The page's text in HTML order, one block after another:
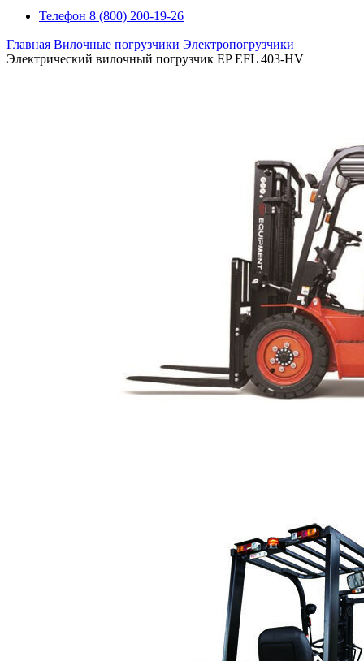
Телефон 8 (800) 200-19-26
Главная Вилочные погрузчики Электропогрузчики
Электрический вилочный погрузчик EP EFL 403-HV